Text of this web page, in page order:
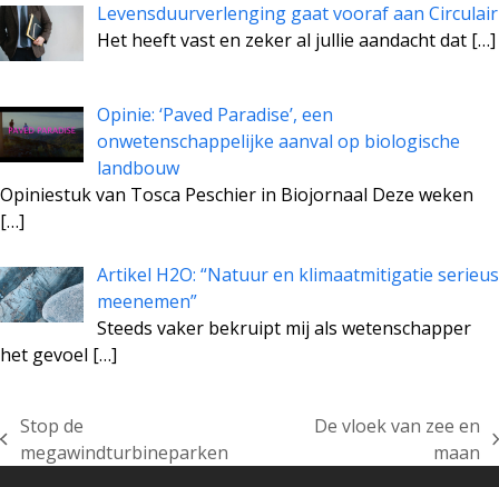
Levensduurverlenging gaat vooraf aan Circulair
Het heeft vast en zeker al jullie aandacht dat […]
Opinie: ‘Paved Paradise’, een
onwetenschappelijke aanval op biologische
landbouw
Opiniestuk van Tosca Peschier in Biojornaal Deze weken
[…]
Artikel H2O: “Natuur en klimaatmitigatie serieus
meenemen”
Steeds vaker bekruipt mij als wetenschapper
het gevoel […]
previous
Stop de
megawindturbineparken
De vloek van zee en
maan